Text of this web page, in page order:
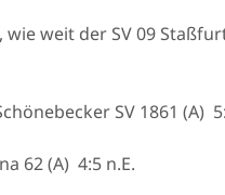
weit der SV 09
SV 1861 (A)
62 (A) 4:5 n.E.